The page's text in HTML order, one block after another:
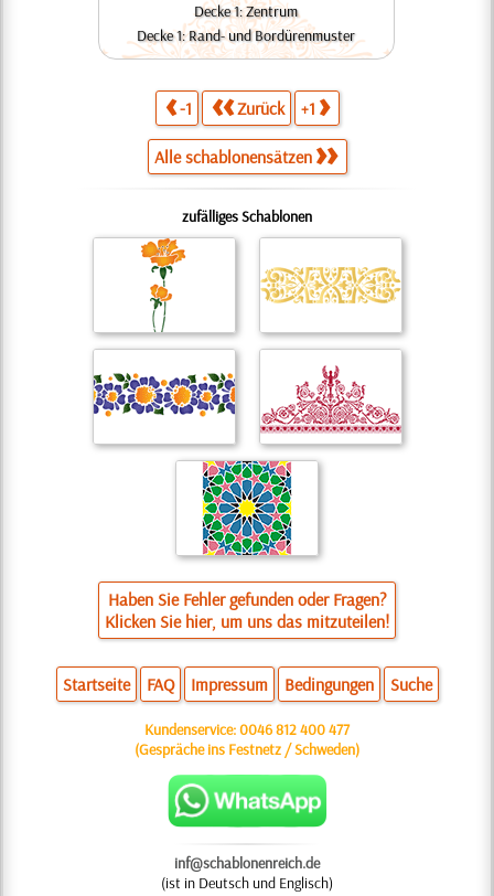
Decke 1: Zentrum
Decke 1: Rand- und Bordürenmuster
-1 Zurück +1
Alle schablonensätzen
zufälliges Schablonen
Haben Sie Fehler gefunden oder Fragen?
Klicken Sie hier, um uns das mitzuteilen!
Startseite FAQ Impressum Bedingungen Suche
Kundenservice:0046 812 400 477
(Gespräche ins Festnetz / Schweden)
inf@schablonenreich.de
(ist in Deutsch und Englisch)